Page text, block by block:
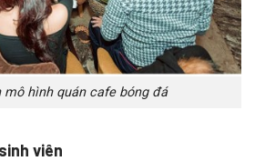
mô hình quán cafe bóng đá
viên